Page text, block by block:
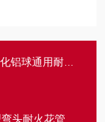
通用耐磨研磨球
耐火花管接头